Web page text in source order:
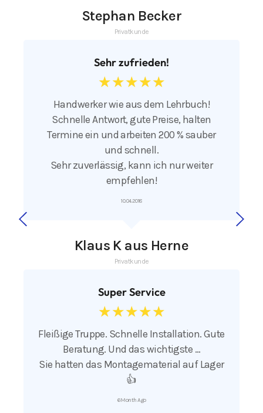
Stephan Becker
Privatkunde
Klaus K aus Herne
Privatkunde
Sehr zufrieden!
☆☆☆☆☆
Handwerker wie aus dem Lehrbuch!
Schnelle Antwort, gute Preise, halten
Termine ein und arbeiten 200 % sauber
und schnell.
Sehr zuverlässig, kann ich nur weiter
empfehlen!
10.04.2018
Super Service
☆☆☆☆☆
Fleißige Truppe. Schnelle Installation. Gute
Beratung. Und das wichtigste …
Sie hatten das Montagematerial auf Lager
👍
6 Month Ago